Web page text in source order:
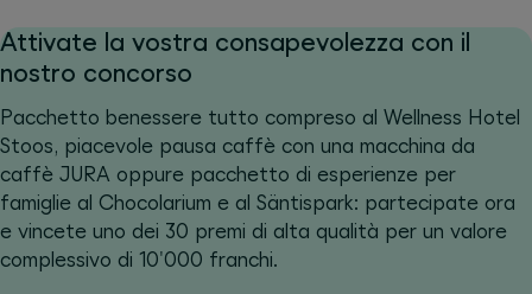
Attivate la vostra consapevolezza con il
nostro concorso
Pacchetto benessere tutto compreso al Wellness Hotel
Stoos, piacevole pausa caffè con una macchina da
caffè JURA oppure pacchetto di esperienze per
famiglie al Chocolarium e al Säntispark: partecipate ora
e vincete uno dei 30 premi di alta qualità per un valore
complessivo di 10'000 franchi.